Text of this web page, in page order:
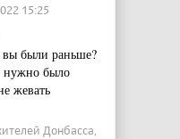
15:25
были раньше?
нужно было
жевать
Донбасса,